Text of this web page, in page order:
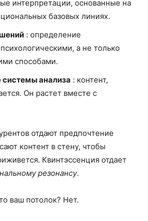
интерпретации, основанные на
базовых линиях.
: определение
а не только
способами.
анализа : контент,
Он растет вместе с
отдают предпочтение
контент в стену, чтобы
Квинтэссенция отдает
резонансу.
ваш потолок? Нет.